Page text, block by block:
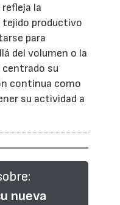
la
tejido productivo
para
del volumen o la
centrado su
continua como
su actividad a
nueva